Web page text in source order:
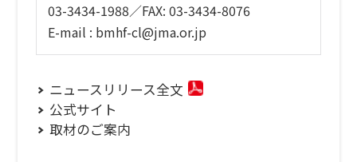
03-3434-1988／FAX: 03-3434-8076
E-mail : bmhf-cl@jma.or.jp
ニュースリリース全文
公式サイト
取材のご案内